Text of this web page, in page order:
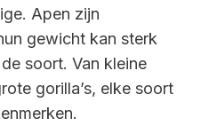
Apen zijn
gewicht kan sterk
soort. Van kleine
gorilla’s, elke soort